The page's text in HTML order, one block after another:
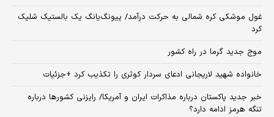
غول موشکی کره شمالی به حرکت درآمد/ پیونگ‌یانگ یک بالستیک شلیک
کرد
موج جدید گرما در راه کشور
خانواده شهید لاریجانی ادعای سردار کوثری را تکذیب کرد +جزئیات
خبر جدید پاکستان درباره مذاکرات ایران و آمریکا/ رایزنی کشورها درباره
تنگه هرمز ادامه دارد؟